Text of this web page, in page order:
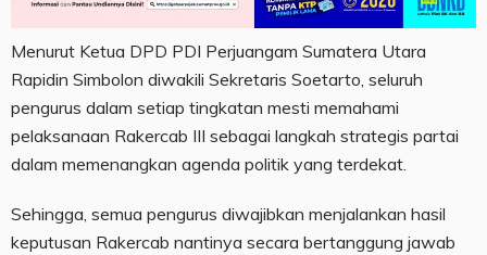
Menurut Ketua DPD PDI Perjuangam Sumatera Utara
Rapidin Simbolon diwakili Sekretaris Soetarto, seluruh
pengurus dalam setiap tingkatan mesti memahami
pelaksanaan Rakercab III sebagai langkah strategis partai
dalam memenangkan agenda politik yang terdekat.
Sehingga, semua pengurus diwajibkan menjalankan hasil
keputusan Rakercab nantinya secara bertanggung jawab